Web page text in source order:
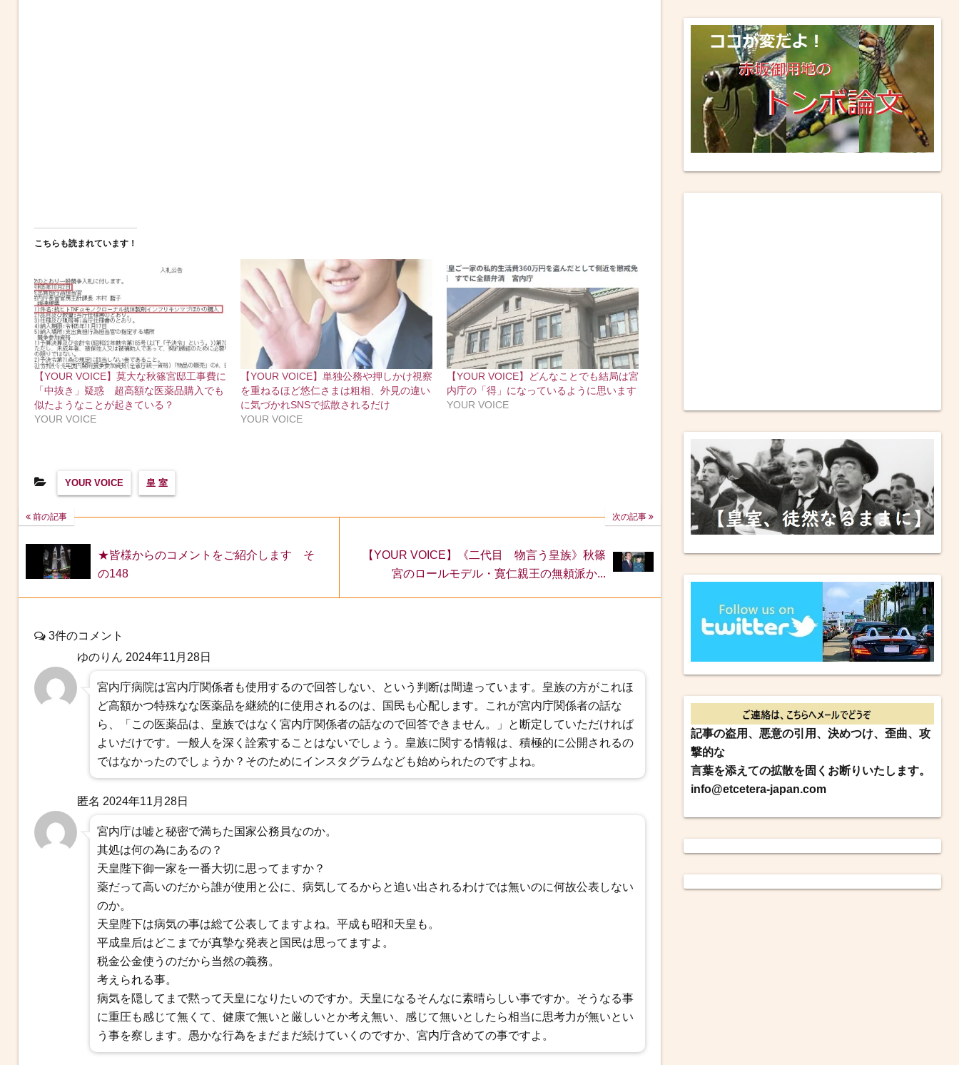
こちらも読まれています！
【YOUR VOICE】莫大な秋篠宮邸工事費に
「中抜き」疑惑 超高額な医薬品購入でも
似たようなことが起きている？
YOUR VOICE
【YOUR VOICE】単独公務や押しかけ視察
を重ねるほど悠仁さまは粗相、外見の違い
に気づかれSNSで拡散されるだけ
YOUR VOICE
【YOUR VOICE】どんなことでも結局は宮
内庁の「得」になっているように思います
YOUR VOICE
YOUR VOICE 皇 室
前の記事
★皆様からのコメントをご紹介します そ
の148
次の記事
【YOUR VOICE】《二代目 物言う皇族》秋篠
宮のロールモデル・寛仁親王の無頼派か...
3件のコメント
ゆのりん 2024年11月28日
宮内庁病院は宮内庁関係者も使用するので回答しない、という判断は間違っています。皇族の方がこれほ
ど高額かつ特殊なな医薬品を継続的に使用されるのは、国民も心配します。これが宮内庁関係者の話な
ら、「この医薬品は、皇族ではなく宮内庁関係者の話なので回答できません。」と断定していただければ
よいだけです。一般人を深く詮索することはないでしょう。皇族に関する情報は、積極的に公開されるの
ではなかったのでしょうか？そのためにインスタグラムなども始められたのですよね。
匿名 2024年11月28日
宮内庁は嘘と秘密で満ちた国家公務員なのか。
其処は何の為にあるの？
天皇陛下御一家を一番大切に思ってますか？
薬だって高いのだから誰が使用と公に、病気してるからと追い出されるわけでは無いのに何故公表しない
のか。
天皇陛下は病気の事は総て公表してますよね。平成も昭和天皇も。
平成皇后はどこまでが真摯な発表と国民は思ってますよ。
税金公金使うのだから当然の義務。
考えられる事。
病気を隠してまで黙って天皇になりたいのですか。天皇になるそんなに素晴らしい事ですか。そうなる事
に重圧も感じて無くて、健康で無いと厳しいとか考え無い、感じて無いとしたら相当に思考力が無いとい
う事を察します。愚かな行為をまだまだ続けていくのですか、宮内庁含めての事ですよ。
記事の盗用、悪意の引用、決めつけ、歪曲、攻
撃的な
言葉を添えての拡散を固くお断りいたします。
info@etcetera-japan.com